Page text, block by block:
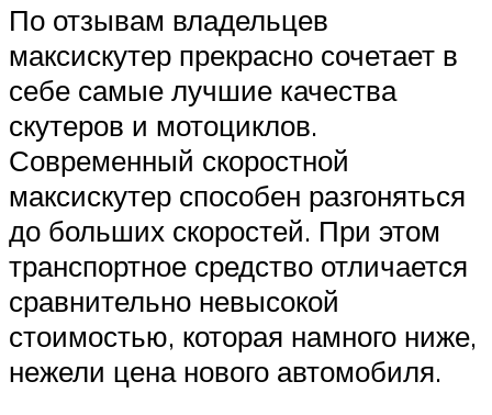
По отзывам владельцев
максискутер прекрасно сочетает в
себе самые лучшие качества
скутеров и мотоциклов.
Современный скоростной
максискутер способен разгоняться
до больших скоростей. При этом
транспортное средство отличается
сравнительно невысокой
стоимостью, которая намного ниже,
нежели цена нового автомобиля.